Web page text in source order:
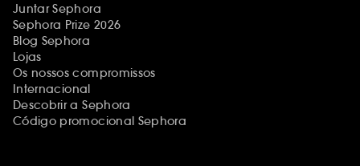
Juntar Sephora
Sephora Prize 2026
Blog Sephora
Lojas
Os nossos compromissos
Internacional
Descobrir a Sephora
Código promocional Sephora